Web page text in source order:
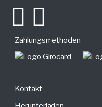
Zahlungsmethoden
Kontakt